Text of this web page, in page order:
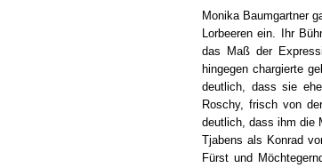
Monika Baumgartner
Lorbeeren ein. Ihr
das Maß der
hingegen chargierte
deutlich, dass sie
Roschy, frisch von
deutlich, dass ihm die
Tjabens als Konrad
Fürst und